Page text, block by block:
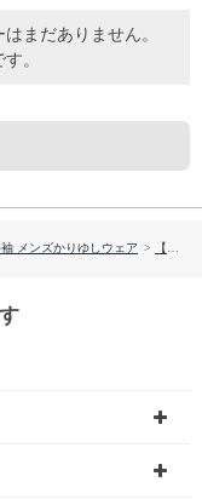
まだありません。
。
メンズかりゆしウェア > 【送料無料】形態安定 ヨットハーバー柄 かりゆしウェアP1025-05